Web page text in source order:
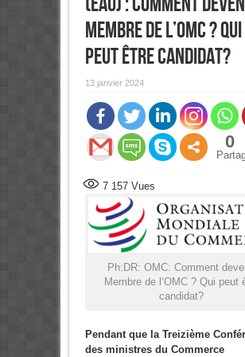
Membre de l’OMC ? Qui
peut être candidat?
13 janvier 2024
0
7 157Vues
Ph:DR: OMC: Comment
Membre de l’OMC ? Qui peut
candidat?
Pendant que la Treizième
des ministres du Commerce